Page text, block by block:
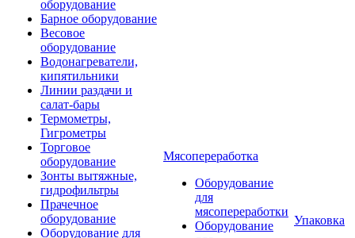
оборудование
Барное оборудование
Весовое
оборудование
Водонагреватели,
кипятильники
Линии раздачи и
салат-бары
Термометры,
Гигрометры
Торговое
оборудование
Зонты вытяжные,
гидрофильтры
Прачечное
оборудование
Оборудование для
Мясопереработка
Оборудование
для
мясопереработки
Оборудование
Упаковка